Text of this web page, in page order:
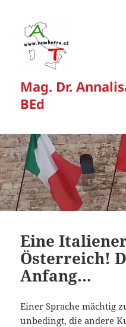
Mag. Dr.
BEd
Eine
Österreich!
Anfang…
Einer Sprache mächtig
unbedingt, die andere